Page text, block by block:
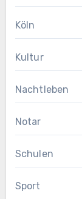
Köln
Kultur
Nachtleben
Notar
Schulen
Sport